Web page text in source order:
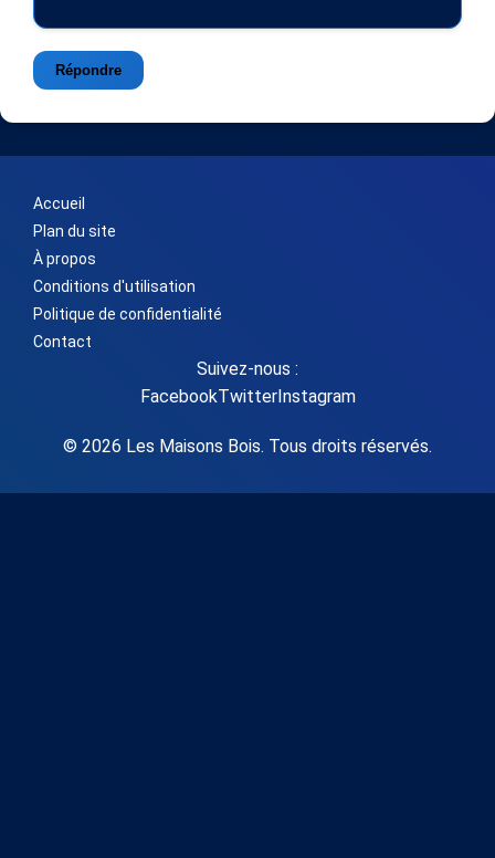
Répondre
Accueil
Plan du site
À propos
Conditions d'utilisation
Politique de confidentialité
Contact
Suivez-nous :
FacebookTwitterInstagram
© 2026 Les Maisons Bois. Tous droits réservés.